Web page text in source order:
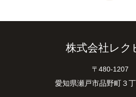
株式会社レク
〒480-1207
愛知県瀬戸市品野町３